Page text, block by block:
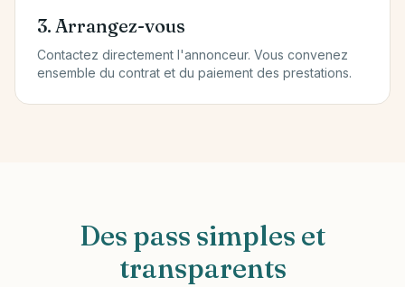
3. Arrangez-vous
Contactez directement l'annonceur. Vous convenez
ensemble du contrat et du paiement des prestations.
Des pass simples et
transparents